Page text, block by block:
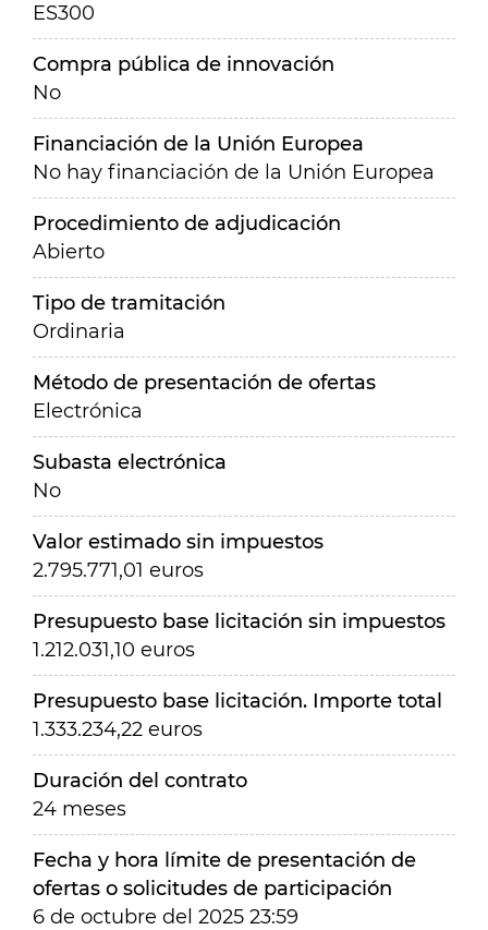
ES300
Compra pública de innovación
No
Financiación de la Unión Europea
No hay financiación de la Unión Europea
Procedimiento de adjudicación
Abierto
Tipo de tramitación
Ordinaria
Método de presentación de ofertas
Electrónica
Subasta electrónica
No
Valor estimado sin impuestos
2.795.771,01 euros
Presupuesto base licitación sin impuestos
1.212.031,10 euros
Presupuesto base licitación. Importe total
1.333.234,22 euros
Duración del contrato
24 meses
Fecha y hora límite de presentación de
ofertas o solicitudes de participación
6 de octubre del 2025 23:59